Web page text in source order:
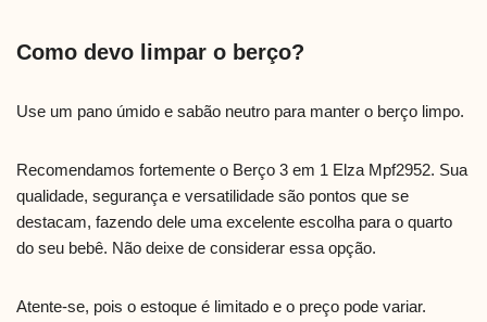
Como devo limpar o berço?
Use um pano úmido e sabão neutro para manter o berço limpo.
Recomendamos fortemente o Berço 3 em 1 Elza Mpf2952. Sua
qualidade, segurança e versatilidade são pontos que se
destacam, fazendo dele uma excelente escolha para o quarto
do seu bebê. Não deixe de considerar essa opção.
Atente-se, pois o estoque é limitado e o preço pode variar.